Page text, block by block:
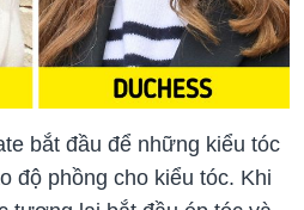
bắt đầu để những kiểu tóc
độ phồng cho kiểu tóc. Khi